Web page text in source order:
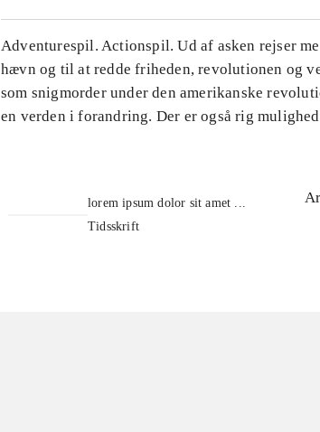
Adventurespil. Actionspil. Ud af asken rejser
hævn og til at redde friheden, revolutionen og
som snigmorder under den amerikanske
en verden i forandring. Der er også rig
lorem ipsum dolor sit amet ...
Tidsskrift